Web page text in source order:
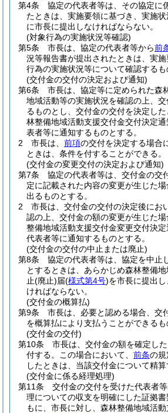
第4条
協定の代表者等は、その協定に
たときは、実施要領に基づき、実施
に市長に提出しなければならない。
(対象行為の実施状況等確認)
第5条
市長は、協定の代表者等から前
況等報告書が提出されたときは、実
行為の実施状況等について確認するも
(交付金の交付の決定および通知)
第6条
市長は、協定等に定められた森
地域活動等の実施状況を確認の上、
るものとし、交付金の交付を決定し
林整備地域活動支援交付金交付決定通
表者等に通知するものとする。
2
市長は、 前項の交付を決定する場合
ときは、条件を付することができる。
(交付金の変更交付の決定および通知)
第7条
協定の代表者等は、交付金の交
定に記載された内容の変更が生じた
出るものとする。
2
市長は、交付金の交付の決定後にお
認の上、交付金の額の変更が生じた
整備地域活動支援交付金変更交付決
代表者等に通知するものとする。
(交付金の交付の中止または廃止)
第8条
協定の代表者等は、協定を中止
とするときは、あらかじめ森林整備
止(廃止)届(様式第4号)を市長に提出
ければならない。
(交付金の概算払)
第9条
市長は、必要と認める場合、交
を概算払により支払うことができるも
(交付金の交付)
第10条
市長は、交付金の額を確定し
付する。
この場合において、 前条の規
したときは、当該交付金について精算
(交付金に係る経理処理)
第11条
交付金の交付を受けた代表者
理についての収支を明確にした証拠
もに、市長に対し、森林整備地域活